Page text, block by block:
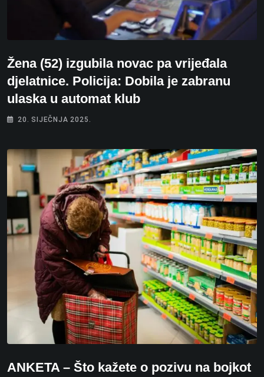
Žena (52) izgubila novac pa vrijeđala
djelatnice. Policija: Dobila je zabranu
ulaska u automat klub
20. SIJEČNJA 2025.
ANKETA – Što kažete o pozivu na bojkot